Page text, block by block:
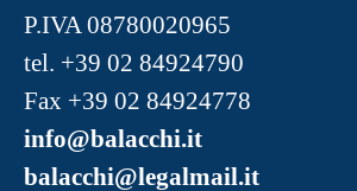
P.IVA 08780020965
tel. +39 02 84924790
Fax +39 02 84924778
info@balacchi.it
balacchi@legalmail.it